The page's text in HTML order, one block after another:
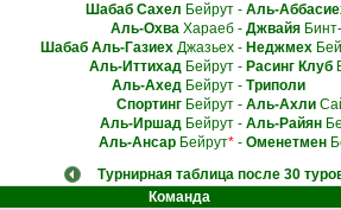
Шабаб Сахел Бейрут- Аль-
Аль-ОхваХараеб- Джвайя
Шабаб Аль-ГазиехДжазьех- Неджмех
Аль-ИттихадБейрут- Расинг Клуб
Аль-АхедБейрут- Триполи
СпортингБейрут- Аль-Ахли
Аль-ИршадБейрут- Аль-Райян
Аль-АнсарБейрут*- Оменетмен
Турнирная таблица после 30
Команда